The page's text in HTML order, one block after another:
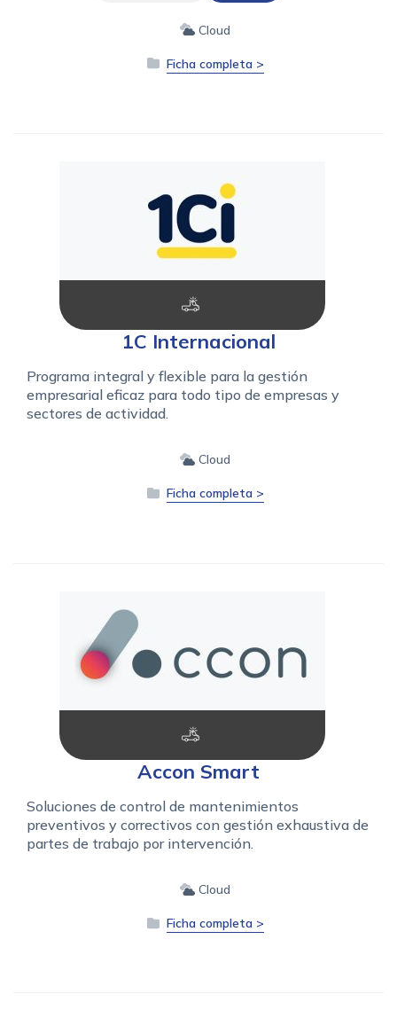
Cloud
Ficha completa >
1C Internacional
Programa integral y flexible para la gestión
empresarial eficaz para todo tipo de empresas y
sectores de actividad.
Cloud
Ficha completa >
Accon Smart
Soluciones de control de mantenimientos
preventivos y correctivos con gestión exhaustiva de
partes de trabajo por intervención.
Cloud
Ficha completa >